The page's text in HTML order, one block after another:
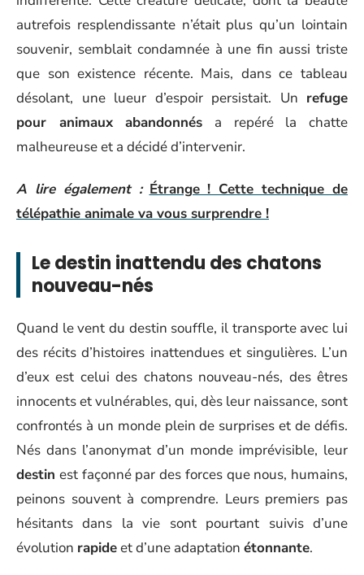
autrefois resplendissante n’était plus qu’un lointain
souvenir, semblait condamnée à une fin aussi triste
que son existence récente. Mais, dans ce tableau
désolant, une lueur d’espoir persistait. Un refuge
pour animaux abandonnés a repéré la chatte
malheureuse et a décidé d’intervenir.
A lire également : Étrange ! Cette technique de
télépathie animale va vous surprendre !
Le destin inattendu des chatons
nouveau-nés
Quand le vent du destin souffle, il transporte avec lui
des récits d’histoires inattendues et singulières. L’un
d’eux est celui des chatons nouveau-nés, des êtres
innocents et vulnérables, qui, dès leur naissance, sont
confrontés à un monde plein de surprises et de défis.
Nés dans l’anonymat d’un monde imprévisible, leur
destin est façonné par des forces que nous, humains,
peinons souvent à comprendre. Leurs premiers pas
hésitants dans la vie sont pourtant suivis d’une
évolution rapideet d’une adaptation étonnante.